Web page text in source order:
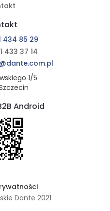
434 85 29
433 37 14
1/5
Android
Dante 2021